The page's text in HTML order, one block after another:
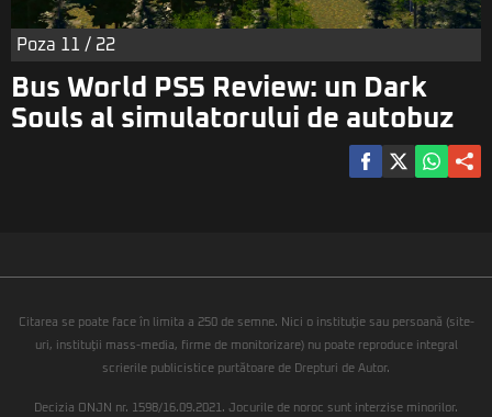
Poza 11 / 22
Bus World PS5 Review: un Dark
Souls al simulatorului de autobuz
Citarea se poate face în limita a 250 de semne. Nici o instituţie sau persoană (site-
uri, instituţii mass-media, firme de monitorizare) nu poate reproduce integral
scrierile publicistice purtătoare de Drepturi de Autor.
Decizia ONJN nr. 1598/16.09.2021. Jocurile de noroc sunt interzise minorilor.